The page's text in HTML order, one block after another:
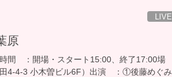
LIVE
原
間 ：開場・スタート15:00、終了17:00場
4-4-3 小木曽ビル6F）出演 ：①後藤めぐみ